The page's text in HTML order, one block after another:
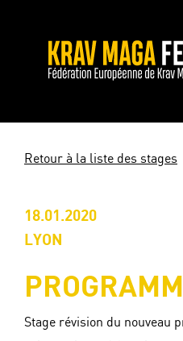
Retour à la liste des stages
18.01.2020
LYON
Stage révision du nouveau